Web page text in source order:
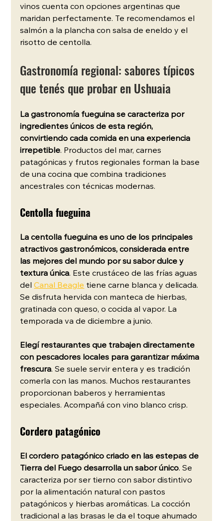
vinos cuenta con opciones argentinas que
maridan perfectamente. Te recomendamos el
salmón a la plancha con salsa de eneldo y el
risotto de centolla.
Gastronomía regional: sabores típicos
que tenés que probar en Ushuaia
La gastronomía fueguina se caracteriza por
ingredientes únicos de esta región,
convirtiendo cada comida en una experiencia
irrepetible. Productos del mar, carnes
patagónicas y frutos regionales forman la base
de una cocina que combina tradiciones
ancestrales con técnicas modernas.
Centolla fueguina
La centolla fueguina es uno de los principales
atractivos gastronómicos, considerada entre
las mejores del mundo por su sabor dulce y
textura única. Este crustáceo de las frías aguas
del Canal Beagle tiene carne blanca y delicada.
Se disfruta hervida con manteca de hierbas,
gratinada con queso, o cocida al vapor. La
temporada va de diciembre a junio.
Elegí restaurantes que trabajen directamente
con pescadores locales para garantizar máxima
frescura. Se suele servir entera y es tradición
comerla con las manos. Muchos restaurantes
proporcionan baberos y herramientas
especiales. Acompañá con vino blanco crisp.
Cordero patagónico
El cordero patagónico criado en las estepas de
Tierra del Fuego desarrolla un sabor único. Se
caracteriza por ser tierno con sabor distintivo
por la alimentación natural con pastos
patagónicos y hierbas aromáticas. La cocción
tradicional a las brasas le da el toque ahumado